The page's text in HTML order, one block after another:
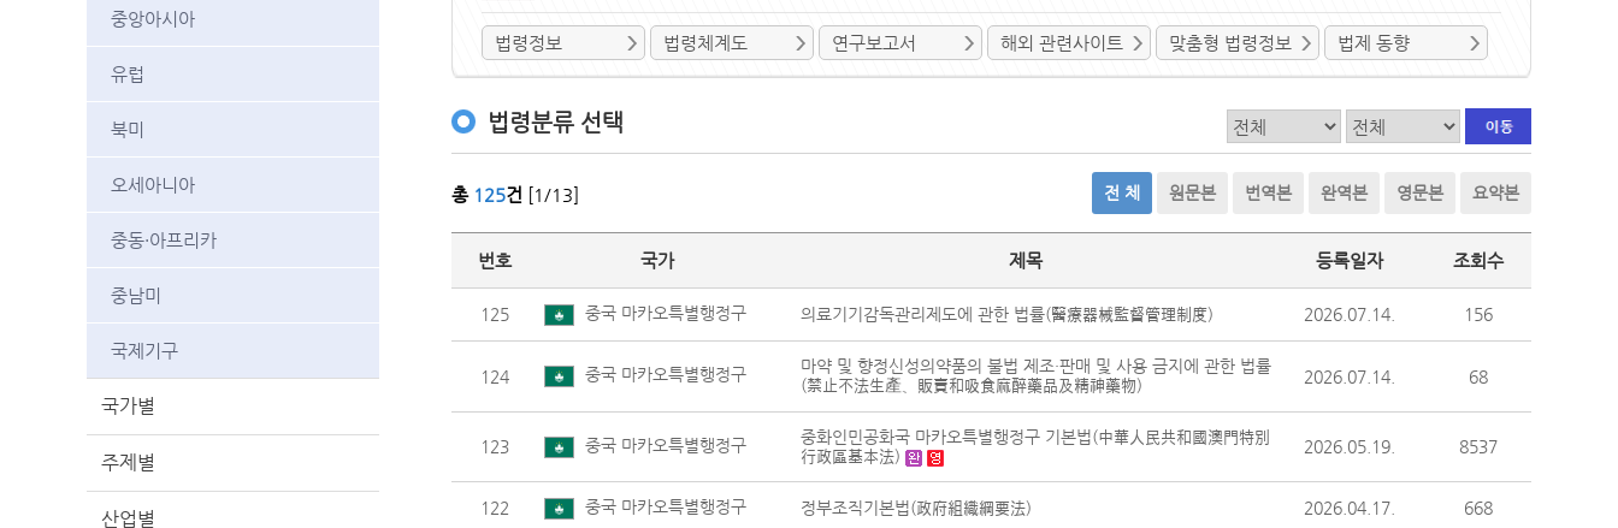
중앙아시아
유럽
북미
오세아니아
중동·아프리카
중남미
국제기구
국가별
주제별
산업별
법령정보 법령체계도 연구보고서 해외 관련사이트 맞춤형 법령정보 법제 동향
법령분류 선택
총 125건 [1/13] 전 체 원문본 번역본 완역본 영문본 요약본
번호 국가 제목 등록일자 조회수
125 중국 마카오특별행정구 의료기기감독관리제도에 관한 법률(醫療器械監督管理制度) 2026.07.14. 156
124 중국 마카오특별행정구
마약 및 향정신성의약품의 불법 제조·판매 및 사용 금지에 관한 법률
(禁止不法生產、販賣和吸食麻醉藥品及精神藥物)
2026.07.14. 68
123 중국 마카오특별행정구
중화인민공화국 마카오특별행정구 기본법(中華人民共和國澳門特別
行政區基本法)
2026.05.19. 8537
122 중국 마카오특별행정구 정부조직기본법(政府組織綱要法) 2026.04.17. 668